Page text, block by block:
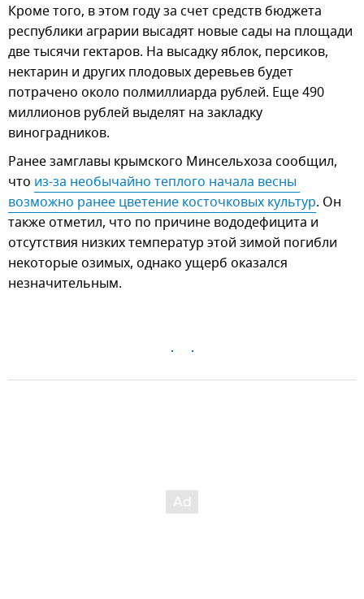
Кроме того, в этом году за счет средств бюджета
республики аграрии высадят новые сады на площади
две тысячи гектаров. На высадку яблок, персиков,
нектарин и других плодовых деревьев будет
потрачено около полмиллиарда рублей. Еще 490
миллионов рублей выделят на закладку
виноградников.
Ранее замглавы крымского Минсельхоза сообщил,
что из-за необычайно теплого начала весны
возможно ранее цветение косточковых культур. Он
также отметил, что по причине вододефицита и
отсутствия низких температур этой зимой погибли
некоторые озимых, однако ущерб оказался
незначительным.